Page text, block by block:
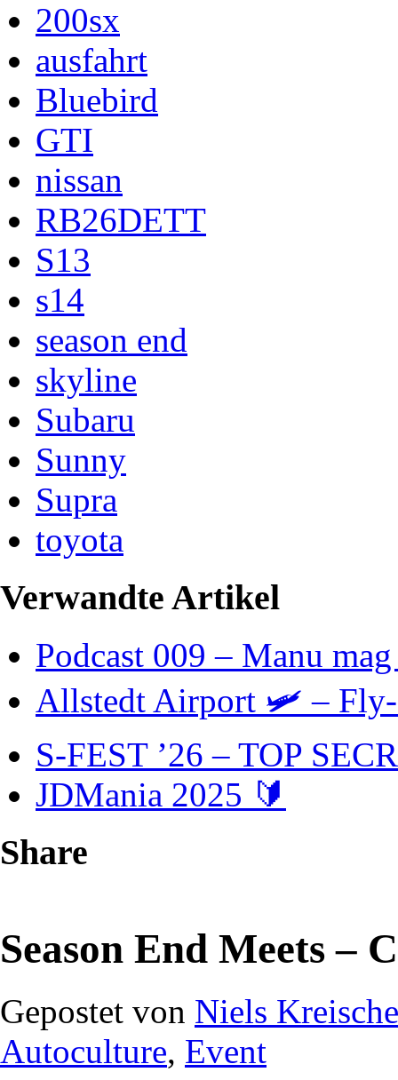
200sx
ausfahrt
Bluebird
GTI
nissan
RB26DETT
S13
s14
season end
skyline
Subaru
Sunny
Supra
toyota
Verwandte Artikel
Podcast 009 – Manu
Allstedt Airport 🛩️ –
S-FEST ’26 – TOP
JDMania 2025 🔰
Share
Season End Meets –
Gepostet von Niels
Autoculture, Event